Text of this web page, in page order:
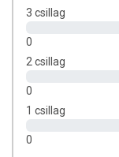
ÖSSZETÉTEL
fényezőanyag
csomósodást gátló
3 csillag
0
2 csillag
0
1 csillag
0